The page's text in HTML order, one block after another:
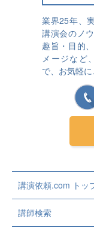
業界25年、
講演会のノ
趣旨・目的
メージなど
で、お気軽に
講演依頼.com トッ
講師検索